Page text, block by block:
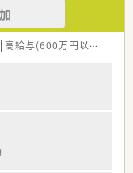
高給与(600万円以上)